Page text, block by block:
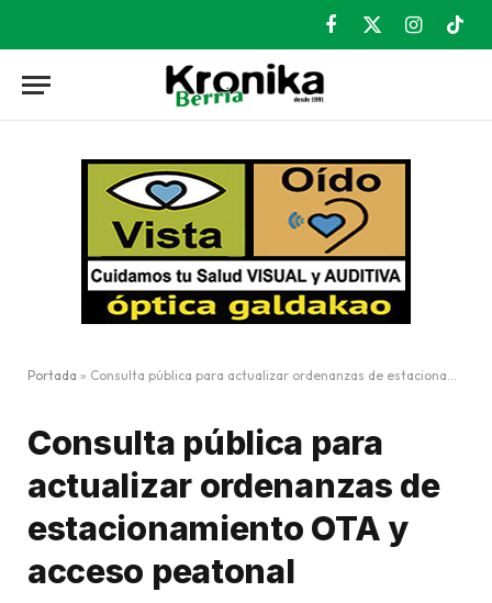
Facebook
X
Instagram
Portada » Consulta pública para actualizar ordenanzas de estacionamiento OTA y acceso peatonal
Consulta pública para
actualizar ordenanzas de
estacionamiento OTA y
acceso peatonal